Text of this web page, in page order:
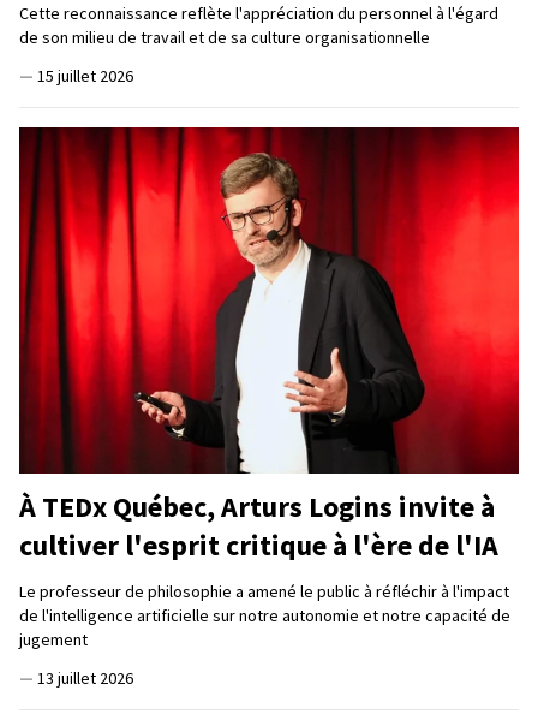
Cette reconnaissance reflète l'appréciation du personnel à l'égard
de son milieu de travail et de sa culture organisationnelle
— 15 juillet 2026
À TEDx Québec, Arturs Logins invite à
cultiver l'esprit critique à l'ère de l'IA
Le professeur de philosophie a amené le public à réfléchir à l'impact
de l'intelligence artificielle sur notre autonomie et notre capacité de
jugement
— 13 juillet 2026